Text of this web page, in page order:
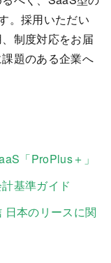
。採用いただい
制度対応をお届
題のある企業へ
「ProPlus＋」
基準ガイド
日本のリースに関